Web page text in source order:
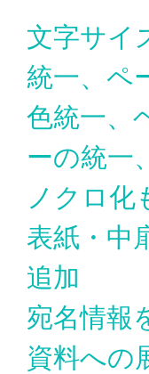
文字サイ
統一、ペ
色統一、
ーの統一
ノクロ化
表紙・中
追加
宛名情報
資料への